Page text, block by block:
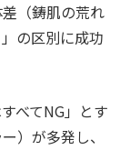
（鋳肌の荒れ
の区別に成功
べてNG」とす
）が多発し、